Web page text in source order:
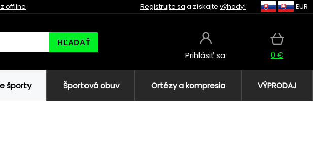
offline Registrujte sa a získajte výhody! EUR
HĽADAŤ
Prihlásiť sa 0 €
športy Športová obuv Ortézy a kompresia VÝPRODAJ